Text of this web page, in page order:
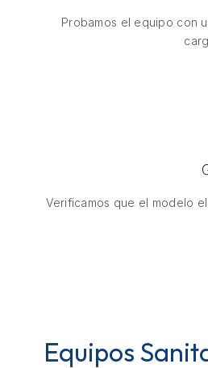
Probamos el equipo con
Verificamos que el modelo
Equipos